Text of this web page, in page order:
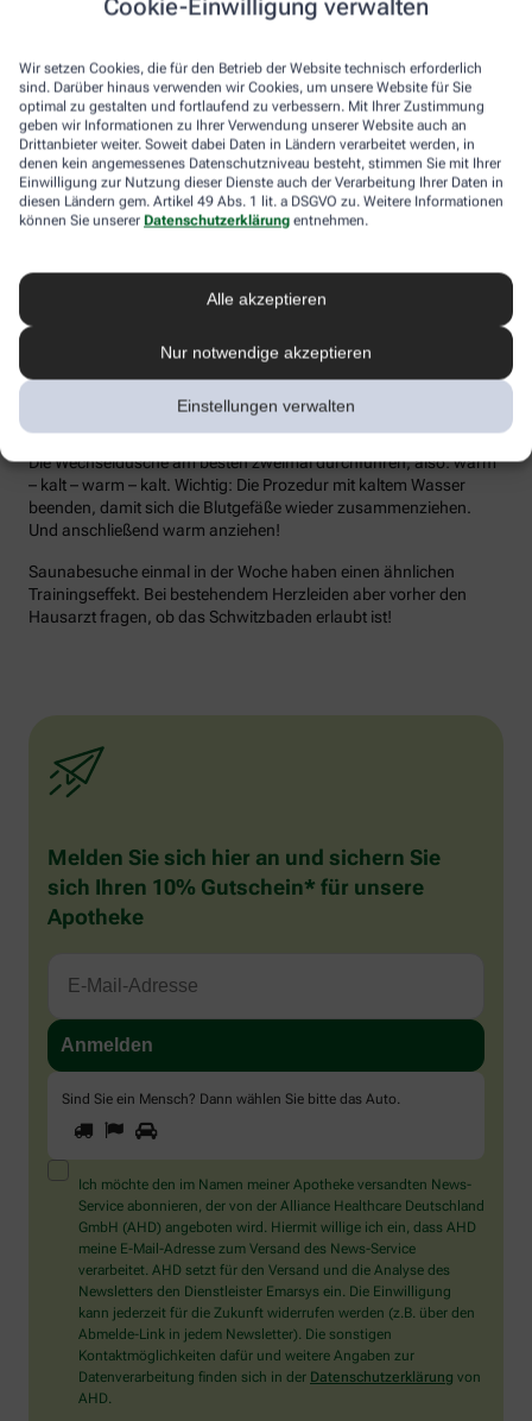
Cookie-Einwilligung verwalten
Wir setzen Cookies, die für den Betrieb der Website technisch erforderlich
sind. Darüber hinaus verwenden wir Cookies, um unsere Website für Sie
optimal zu gestalten und fortlaufend zu verbessern. Mit Ihrer Zustimmung
geben wir Informationen zu Ihrer Verwendung unserer Website auch an
Drittanbieter weiter. Soweit dabei Daten in Ländern verarbeitet werden, in
denen kein angemessenes Datenschutzniveau besteht, stimmen Sie mit Ihrer
Einwilligung zur Nutzung dieser Dienste auch der Verarbeitung Ihrer Daten in
diesen Ländern gem. Artikel 49 Abs. 1 lit. a DSGVO zu. Weitere Informationen
können Sie unserer Datenschutzerklärung entnehmen.
Alle akzeptieren
Nur notwendige akzeptieren
Einstellungen verwalten
die Lymphe in die Lymphknoten transportiert werden, wo sich die
Wer bei Schmuddelwetter nicht vor die Tür mag, kann sein
Immunsystem mit kalt-warmen Wechselduschen auf Trab
bringen und die Anfälligkeit für Erkältungsinfekte senken. Der
Kältereiz kurbelt die Durchblutung an und bringt den Kreislauf in
Schwung, je regelmäßiger wir ihm ausgesetzt sind, desto
unempfindlicher reagiert der Körper in der kalten Jahreszeit auf
die großen Temperaturunterschiede.
Dusche. Anschließend die Wassertemperatur auf kühl bis kalt
stellen und den Wasserstrahl vom rechten Fuß entlang bis zur
Hüfte führen und auf der Innenseite des Oberschenkels wieder
Dann sind die Arme dran: Auch hier geht’s wieder von unten nach
oben, beginnend am rechten Handrücken bis zur Schulter und
von der Achsel am Innenarm wieder bis zur Handfläche zurück.
Die Wechseldusche am besten zweimal durchführen, also: warm
– kalt – warm – kalt. Wichtig: Die Prozedur mit kaltem Wasser
beenden, damit sich die Blutgefäße wieder zusammenziehen.
Und anschließend warm anziehen!
Saunabesuche einmal in der Woche haben einen ähnlichen
Trainingseffekt. Bei bestehendem Herzleiden aber vorher den
Hausarzt fragen, ob das Schwitzbaden erlaubt ist!
Melden Sie sich hier an und sichern Sie
sich Ihren 10% Gutschein* für unsere
Apotheke
Sind Sie ein Mensch? Dann wählen Sie bitte das Auto.
Sind
Sie
ein
Mensch?
Dann
wählen
Sie
bitte
das
Auto.
1 2
Ich möchte den im Namen meiner Apotheke versandten News-
Service abonnieren, der von der Alliance Healthcare Deutschland
GmbH (AHD) angeboten wird. Hiermit willige ich ein, dass AHD
meine E-Mail-Adresse zum Versand des News-Service
verarbeitet. AHD setzt für den Versand und die Analyse des
Newsletters den Dienstleister Emarsys ein. Die Einwilligung
kann jederzeit für die Zukunft widerrufen werden (z.B. über den
Abmelde-Link in jedem Newsletter). Die sonstigen
Kontaktmöglichkeiten dafür und weitere Angaben zur
Datenverarbeitung finden sich in der Datenschutzerklärung von
AHD.